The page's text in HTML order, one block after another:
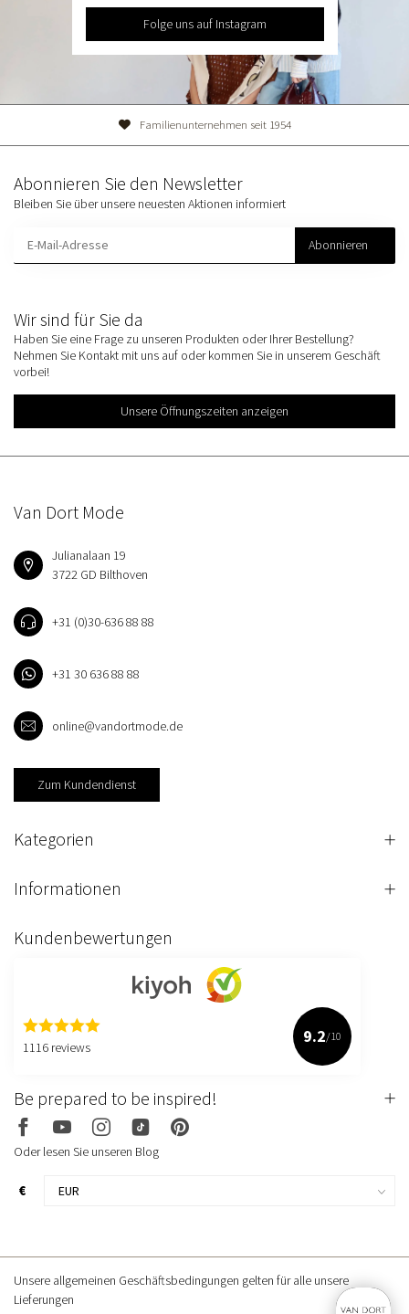
Folge uns auf Instagram
Wir sind für Sie da
Haben Sie eine Frage zu unseren Produkten oder Ihrer Bestellung?
Nehmen Sie Kontakt mit uns auf oder kommen Sie in unserem Geschäft
vorbei!
Unsere Öffnungszeiten anzeigen
Abonnieren Sie den Newsletter
Bleiben Sie über unsere neuesten Aktionen informiert
Abonnieren
Van Dort Mode
Julianalaan 19
3722 GD Bilthoven
+31 (0)30-636 88 88
+31 30 636 88 88
online@vandortmode.de
Zum Kundendienst
Kategorien
Informationen
Kundenbewertungen
1116 reviews
9.2/10
Be prepared to be inspired!
Oder lesen Sie unseren Blog
€
Unsere allgemeinen Geschäftsbedingungen gelten für alle unsere
Lieferungen